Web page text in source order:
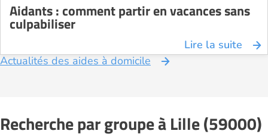
Aidants : comment partir en vacances sans
culpabiliser
Lire la suite
Actualités des aides à domicile
Recherche par groupe à Lille (59000)